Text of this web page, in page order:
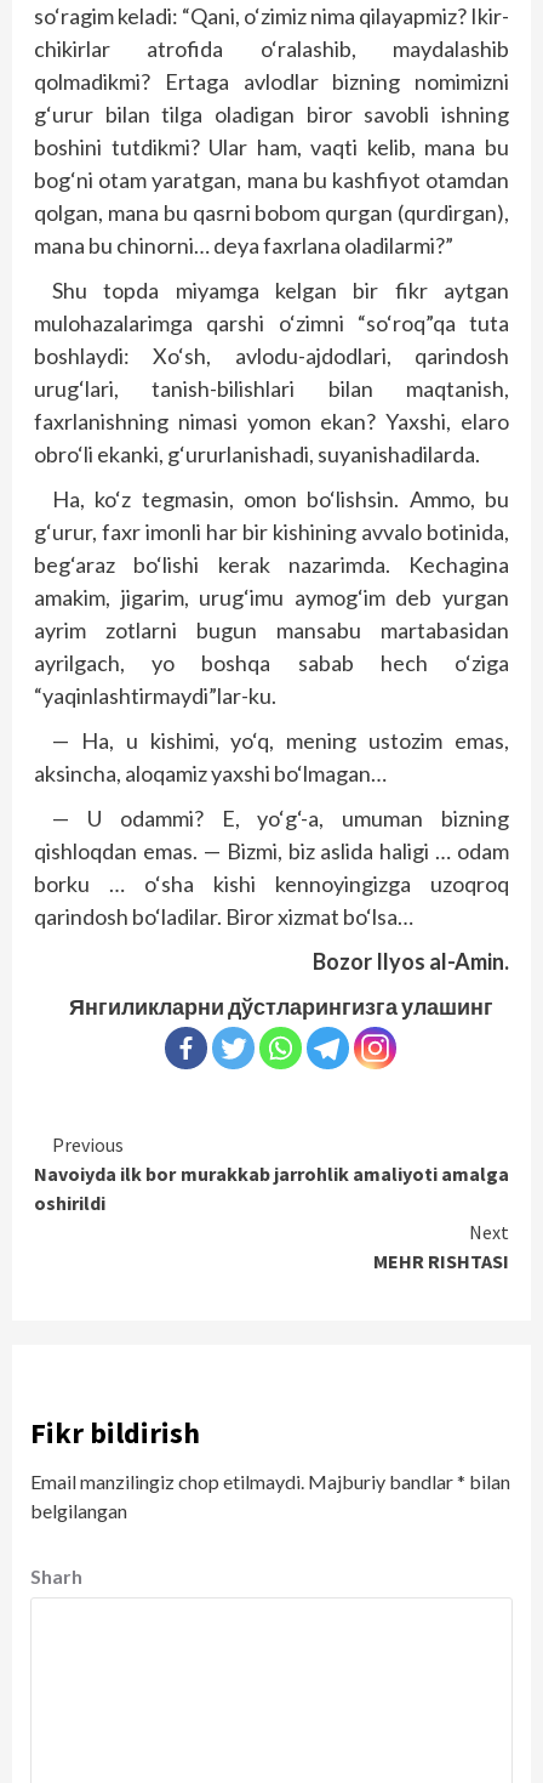
so‘ragim keladi: “Qani, o‘zimiz nima qilayapmiz? Ikir-
chikirlar atrofida o‘ralashib, maydalashib
qolmadikmi? Ertaga avlodlar bizning nomimizni
g‘urur bilan tilga oladigan biror savobli ishning
boshini tutdikmi? Ular ham, vaqti kelib, mana bu
bog‘ni otam yaratgan, mana bu kashfiyot otamdan
qolgan, mana bu qasrni bobom qurgan (qurdirgan),
mana bu chinorni… deya faxrlana oladilarmi?”
Shu topda miyamga kelgan bir fikr aytgan
mulohazalarimga qarshi o‘zimni “so‘roq”qa tuta
boshlaydi: Xo‘sh, avlodu-ajdodlari, qarindosh
urug‘lari, tanish-bilishlari bilan maqtanish,
faxrlanishning nimasi yomon ekan? Yaxshi, elaro
obro‘li ekanki, g‘ururlanishadi, suyanishadilarda.
Ha, ko‘z tegmasin, omon bo‘lishsin. Ammo, bu
g‘urur, faxr imonli har bir kishining avvalo botinida,
beg‘araz bo‘lishi kerak nazarimda. Kechagina
amakim, jigarim, urug‘imu aymog‘im deb yurgan
ayrim zotlarni bugun mansabu martabasidan
ayrilgach, yo bosh­qa sabab hech o‘ziga
“yaqinlashtirmaydi”lar-ku.
— Ha, u kishimi, yo‘q, mening ustozim emas,
aksincha, aloqamiz yaxshi bo‘lmagan…
— U odammi? E, yo‘g‘-a, umuman bizning
qishloqdan emas. — Bizmi, biz aslida haligi … odam
borku … o‘sha kishi kennoyingizga uzoqroq
qarindosh bo‘ladilar. Biror xizmat bo‘lsa…
Bozor Ilyos al-Amin.
Янгиликларни дўстларингизга улашинг
Continue
Reading
Previous
Navoiyda ilk bor murakkab jarrohlik amaliyoti amalga
oshirildi
Next
MEHR RISHTASI
Fikr bildirish
Email manzilingiz chop etilmaydi. Majburiy bandlar* bilan
belgilangan
Sharh